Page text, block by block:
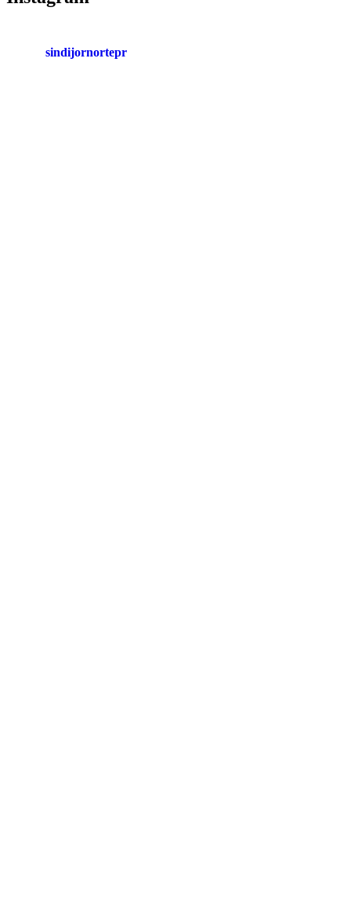
sindijornortepr